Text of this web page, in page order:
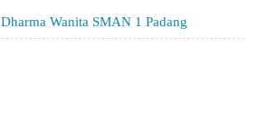
Dharma Wanita SMAN 1 Padang